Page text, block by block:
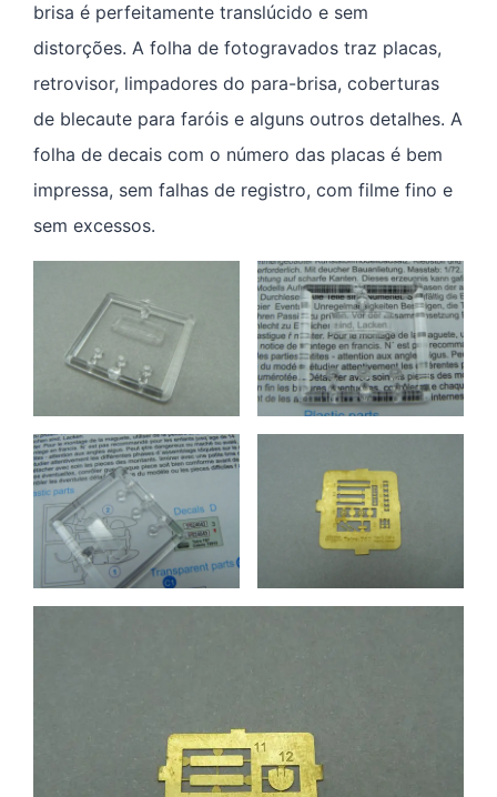
brisa é perfeitamente translúcido e sem
distorções. A folha de fotogravados traz placas,
retrovisor, limpadores do para-brisa, coberturas
de blecaute para faróis e alguns outros detalhes. A
folha de decais com o número das placas é bem
impressa, sem falhas de registro, com filme fino e
sem excessos.